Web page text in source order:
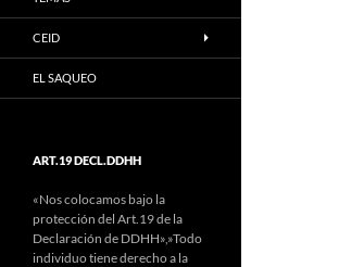
CEID
EL SAQUEO
ART.19 DECL.DDHH
«Nos colocamos bajo la
protección del Art.19 de la
Declaración de DDHH»,»Todo
individuo tiene derecho a la